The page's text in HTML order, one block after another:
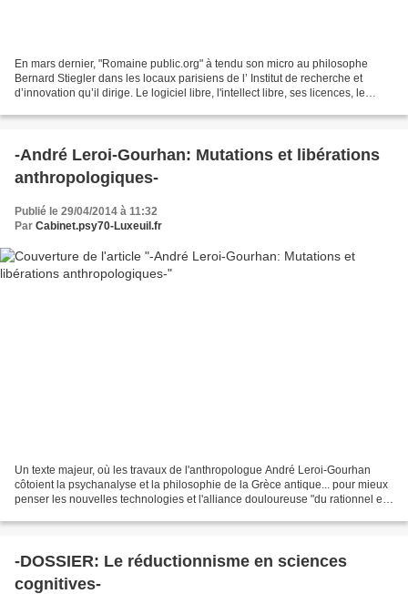
En mars dernier, "Romaine public.org" à tendu son micro au philosophe
Bernard Stiegler dans les locaux parisiens de l’ Institut de recherche et
d’innovation qu’il dirige. Le logiciel libre, l'intellect libre, ses licences, le
-André Leroi-Gourhan: Mutations et libérations
anthropologiques-
Publié le 29/04/2014 à 11:32
Par Cabinet.psy70-Luxeuil.fr
Un texte majeur, où les travaux de l'anthropologue André Leroi-Gourhan
côtoient la psychanalyse et la philosophie de la Grèce antique... pour mieux
penser les nouvelles technologies et l'alliance douloureuse "du rationnel et
-DOSSIER: Le réductionnisme en sciences
cognitives-